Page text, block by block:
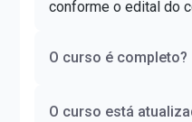
conforme o edital do
O curso é completo?
O curso está